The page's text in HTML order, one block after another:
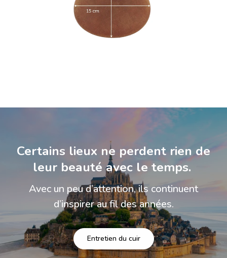
Certains lieux ne perdent rien de
leur beauté avec le temps.
Avec un peu d’attention, ils continuent
d’inspirer au fil des années.
Entretien du cuir